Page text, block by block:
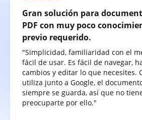
Gran solución para
PDF con muy poco
previo requerido.
"Simplicidad, familiaridad con el
fácil de usar. Es fácil de navegar,
cambios y editar lo que necesites.
utiliza junto a Google, el
siempre se guarda, así que no
preocuparte por ello."